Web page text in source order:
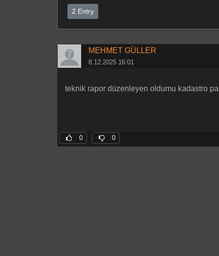
2 Entry
MEHMET GÜLLER
8.12.2025 16:01
teknik rapor düzenleyen oldumu kadastro
0 0